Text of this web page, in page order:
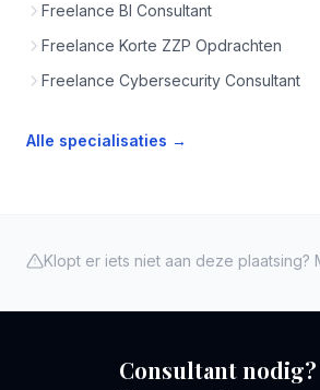
Freelance BI Consultant
Freelance Korte ZZP Opdrachten
Freelance Cybersecurity Consultant
Alle specialisaties →
Klopt er iets niet aan deze plaatsing?
Consultant nodig?